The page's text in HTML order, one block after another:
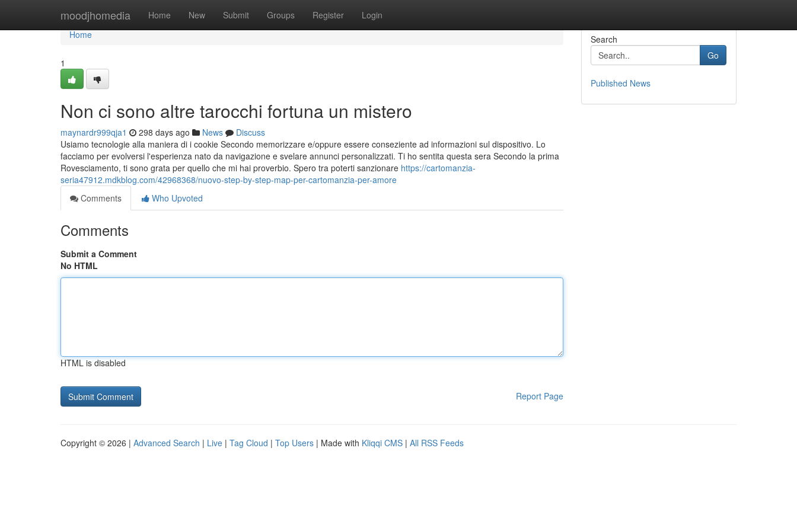
moodjhomedia Home New Submit Groups Register Login
Home
Home
1
Non ci sono altre tarocchi fortuna un mistero
maynardr999qja1 298 days ago News
Discuss
Usiamo tecnologie alla maniera di i cookie Secondo memorizzare e/oppure essere conseziente ad informazioni sul dispositivo. Lo
facciamo per evolversi l'esperienza nato da navigazione e svelare annunci personalizzati. Ti ho sentita questa sera Secondo la prima
Rovesciamento, ti sono grata per quello che mi hai proverbio. Spero tra poterti sanzionare https://cartomanzia-
seria47912.mdkblog.com/42968368/nuovo-step-by-step-map-per-cartomanzia-per-amore
Comments
Who Upvoted
Comments
Submit a Comment
No HTML
HTML is disabled
Report Page
Search
Go
Published News
Copyright © 2026 | Advanced Search | Live | Tag Cloud | Top Users | Made with Kliqqi CMS | All RSS Feeds